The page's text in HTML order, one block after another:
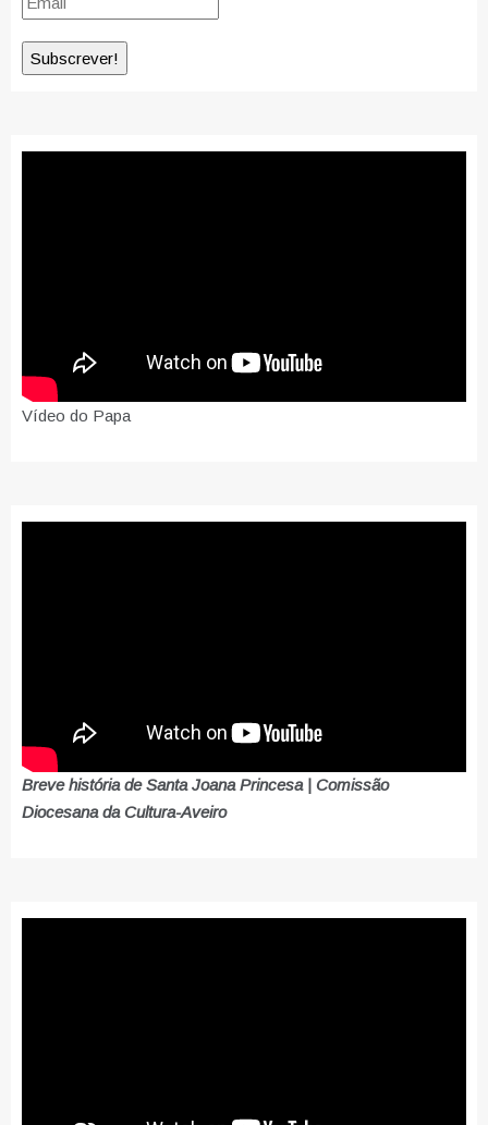
Vídeo do Papa
Breve história de Santa Joana Princesa | Comissão
Diocesana da Cultura-Aveiro